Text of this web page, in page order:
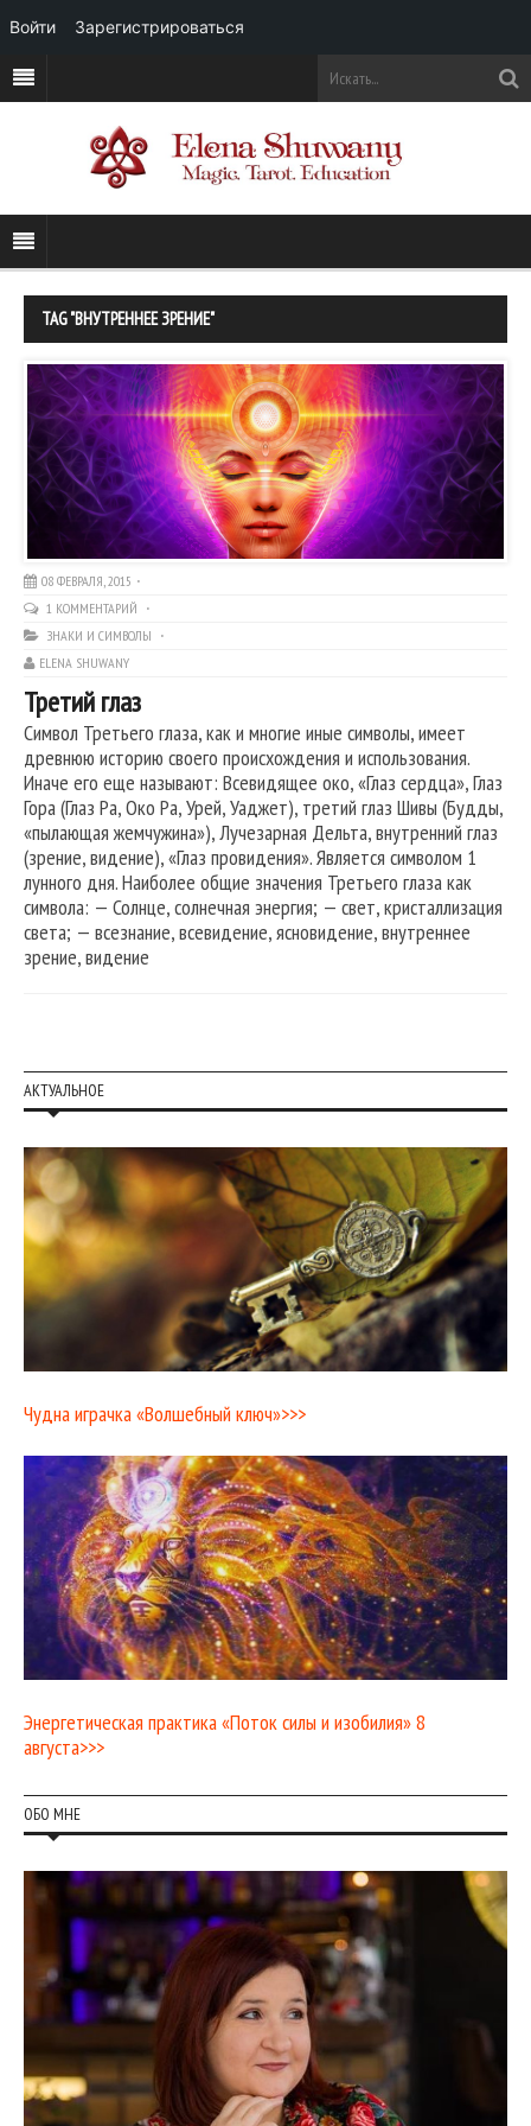
TAG "ВНУТРЕННЕЕ ЗРЕНИЕ"
08 ФЕВРАЛЯ, 2015
1 КОММЕНТАРИЙ
ЗНАКИ И СИМВОЛЫ
ELENA SHUWANY
Третий глаз
Символ Третьего глаза, как и многие иные символы, имеет
древнюю историю своего происхождения и использования.
Иначе его еще называют: Всевидящее око, «Глаз сердца», Глаз
Гора (Глаз Ра, Око Ра, Урей, Уаджет), третий глаз Шивы (Будды,
«пылающая жемчужина»), Лучезарная Дельта, внутренний глаз
(зрение, видение), «Глаз провидения». Является символом 1
лунного дня. Наиболее общие значения Третьего глаза как
символа: — Солнце, солнечная энергия; — свет, кристаллизация
света; — всезнание, всевидение, ясновидение, внутреннее
зрение, видение
АКТУАЛЬНОЕ
Чудна играчка «Волшебный ключ»>>>
Энергетическая практика «Поток силы и изобилия» 8
августа>>>
ОБО МНЕ
Войти Зарегистрироваться